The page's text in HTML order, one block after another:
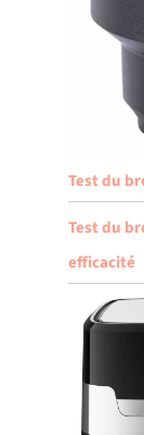
Test du
Test du
efficacité